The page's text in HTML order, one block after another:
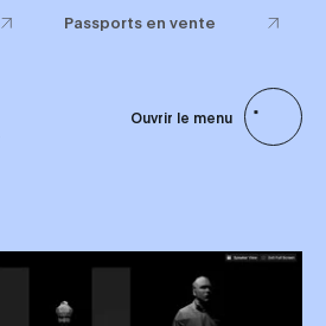
Passports en vente
Ouvrir le menu